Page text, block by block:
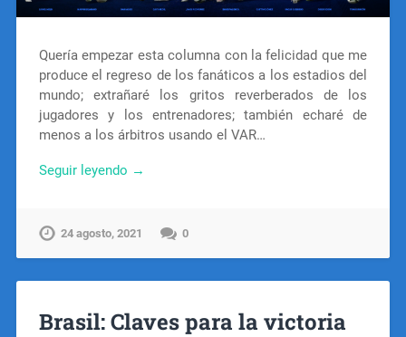
Quería empezar esta columna con la felicidad que me
produce el regreso de los fanáticos a los estadios del
mundo; extrañaré los gritos reverberados de los
jugadores y los entrenadores; también echaré de
menos a los árbitros usando el VAR…
Seguir leyendo →
24 agosto, 2021 0
Brasil: Claves para la victoria